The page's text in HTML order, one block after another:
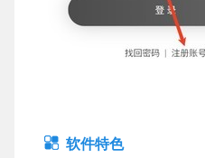
软件特色